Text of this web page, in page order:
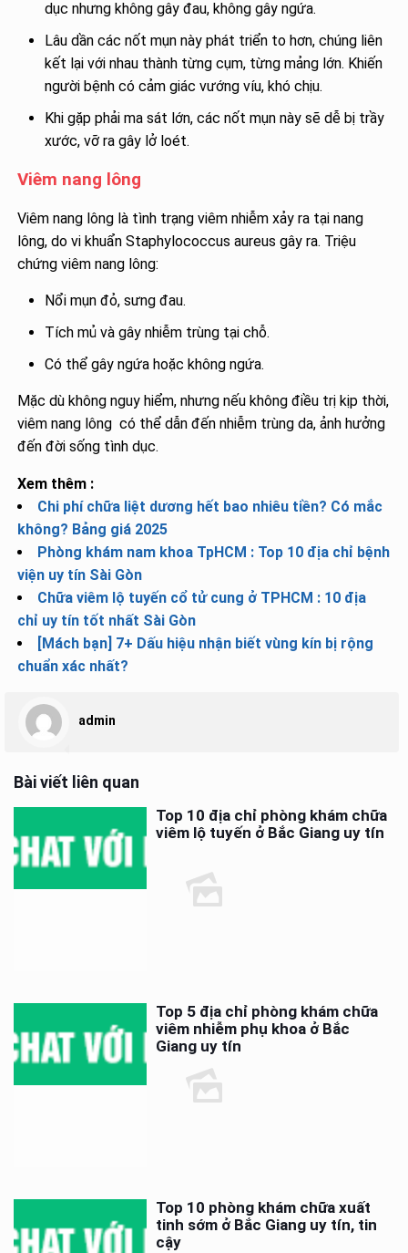
dục nhưng không gây đau, không gây ngứa.
Lâu dần các nốt mụn này phát triển to hơn, chúng liên
kết lại với nhau thành từng cụm, từng mảng lớn. Khiến
người bệnh có cảm giác vướng víu, khó chịu.
Khi gặp phải ma sát lớn, các nốt mụn này sẽ dễ bị trầy
xước, vỡ ra gây lở loét.
Viêm nang lông
Viêm nang lông là tình trạng viêm nhiễm xảy ra tại nang
lông, do vi khuẩn Staphylococcus aureus gây ra. Triệu
chứng viêm nang lông:
Nổi mụn đỏ, sưng đau.
Tích mủ và gây nhiễm trùng tại chỗ.
Có thể gây ngứa hoặc không ngứa.
Mặc dù không nguy hiểm, nhưng nếu không điều trị kịp thời,
viêm nang lông có thể dẫn đến nhiễm trùng da, ảnh hưởng
đến đời sống tình dục.
Xem thêm :
Chi phí chữa liệt dương hết bao nhiêu tiền? Có mắc
không? Bảng giá 2025
Phòng khám nam khoa TpHCM : Top 10 địa chỉ bệnh
viện uy tín Sài Gòn
Chữa viêm lộ tuyến cổ tử cung ở TPHCM : 10 địa
chỉ uy tín tốt nhất Sài Gòn
[Mách bạn] 7+ Dấu hiệu nhận biết vùng kín bị rộng
chuẩn xác nhất?
admin
Bài viết liên quan
Top 10 địa chỉ phòng khám chữa
viêm lộ tuyến ở Bắc Giang uy tín
Top 5 địa chỉ phòng khám chữa
viêm nhiễm phụ khoa ở Bắc
Giang uy tín
Top 10 phòng khám chữa xuất
tinh sớm ở Bắc Giang uy tín, tin
cậy